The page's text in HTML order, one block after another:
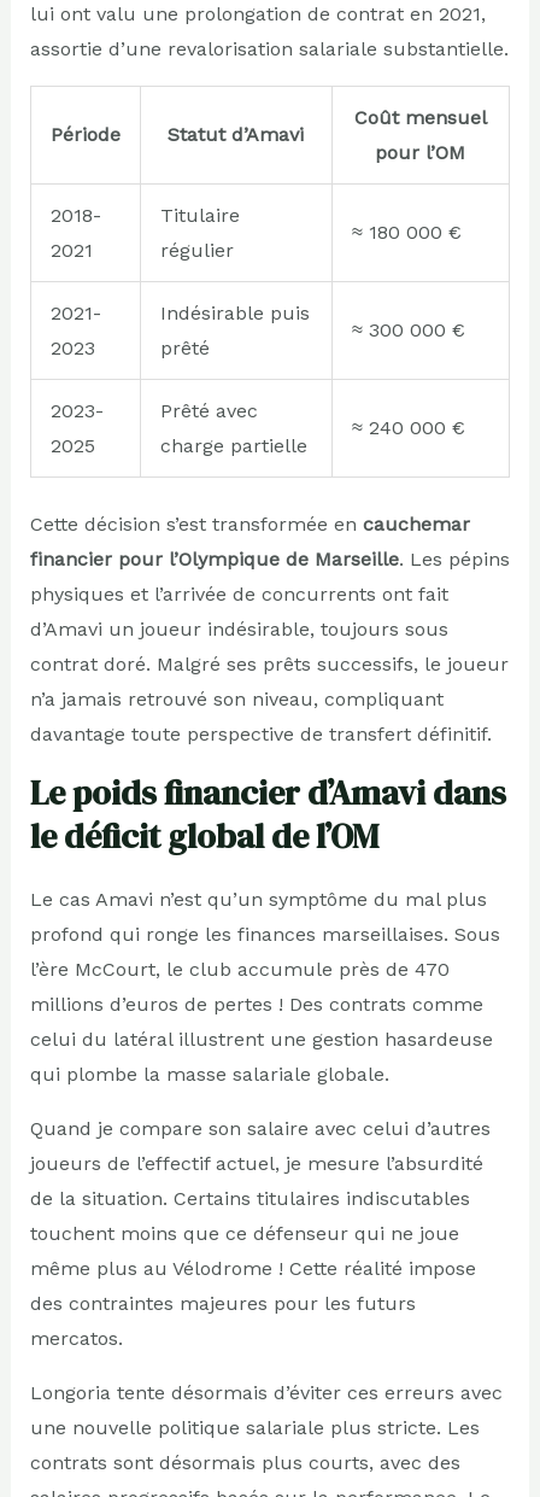
lui ont valu une prolongation de contrat en 2021,
assortie d’une revalorisation salariale substantielle.
Période Statut d’Amavi
Coût mensuel
pour l’OM
2018-
2021
Titulaire
régulier
≈ 180 000 €
2021-
2023
Indésirable puis
prêté
≈ 300 000 €
2023-
2025
Prêté avec
charge partielle
≈ 240 000 €
Cette décision s’est transformée en cauchemar
financier pour l’Olympique de Marseille. Les pépins
physiques et l’arrivée de concurrents ont fait
d’Amavi un joueur indésirable, toujours sous
contrat doré. Malgré ses prêts successifs, le joueur
n’a jamais retrouvé son niveau, compliquant
davantage toute perspective de transfert définitif.
Le poids financier d’Amavi dans
le déficit global de l’OM
Le cas Amavi n’est qu’un symptôme du mal plus
profond qui ronge les finances marseillaises. Sous
l’ère McCourt, le club accumule près de 470
millions d’euros de pertes ! Des contrats comme
celui du latéral illustrent une gestion hasardeuse
qui plombe la masse salariale globale.
Quand je compare son salaire avec celui d’autres
joueurs de l’effectif actuel, je mesure l’absurdité
de la situation. Certains titulaires indiscutables
touchent moins que ce défenseur qui ne joue
même plus au Vélodrome ! Cette réalité impose
des contraintes majeures pour les futurs
mercatos.
Longoria tente désormais d’éviter ces erreurs avec
une nouvelle politique salariale plus stricte. Les
contrats sont désormais plus courts, avec des